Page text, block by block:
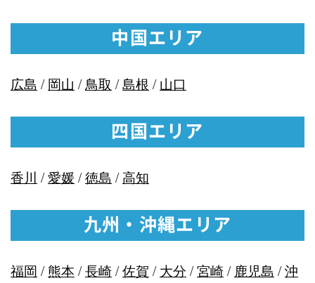
中国エリア
広島 /岡山 /鳥取 /島根 /山口
四国エリア
香川 /愛媛/徳島 /高知
九州・沖縄エリア
福岡 /熊本 /長崎/佐賀 /大分 /宮崎/ 鹿児島 /沖